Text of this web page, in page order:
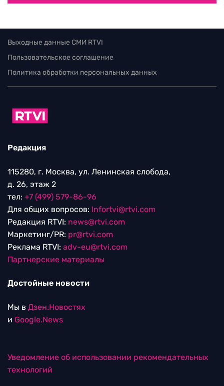
Выходные данные СМИ RTVI
Пользовательское соглашение
Политика обработки персональных данных
Редакция
115280, г. Москва, ул. Ленинская слобода,
д. 26, этаж 2
тел: +7 (499) 579-86-96
Для общих вопросов: Infortvi@rtvi.com
Редакция RTVI: news@rtvi.com
Маркетинг/PR: pr@rtvi.com
Реклама RTVI: adv-eu@rtvi.com
Партнерские материалы
Достойные новости
Мы в Дзен.Новостях
и Google.News
Уведомление об использовании рекомендательных
технологий